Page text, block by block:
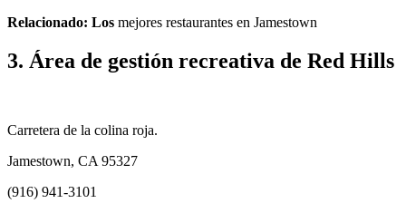
Relacionado: Los mejores restaurantes en Jamestown
3. Área de gestión recreativa de Red Hills
Carretera de la colina roja.
Jamestown, CA 95327
(916) 941-3101